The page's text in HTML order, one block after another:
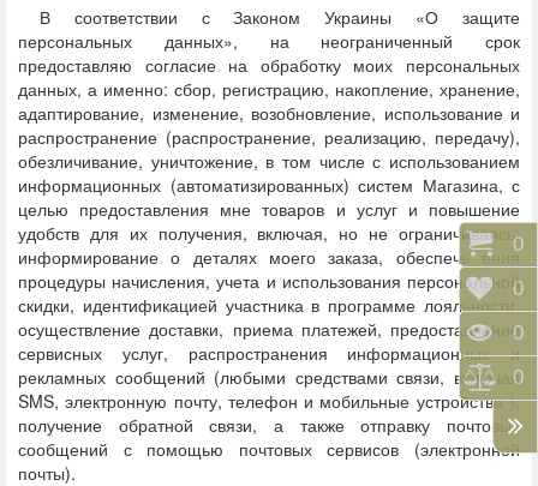
В соответствии с Законом Украины «О защите
персональных данных», на неограниченный срок
предоставляю согласие на обработку моих персональных
данных, а именно: сбор, регистрацию, накопление, хранение,
адаптирование, изменение, возобновление, использование и
распространение (распространение, реализацию, передачу),
обезличивание, уничтожение, в том числе с использованием
информационных (автоматизированных) систем Магазина, с
целью предоставления мне товаров и услуг и повышение
удобств для их получения, включая, но не ограничиваясь:
информирование о деталях моего заказа, обеспечь ения
процедуры начисления, учета и использования персональной
скидки, идентификацией участника в программе лояльности,
осуществление доставки, приема платежей, предоставление
сервисных услуг, распространения информационных и
рекламных сообщений (любыми средствами связи, включая
SMS, электронную почту, телефон и мобильные устройства ),
получение обратной связи, а также отправку почтовых
сообщений с помощью почтовых сервисов (электронной
почты).
0
0
0
0